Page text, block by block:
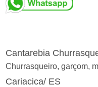
Cantarebia
Churrasqueiro, garçom,
Cariacica/ ES